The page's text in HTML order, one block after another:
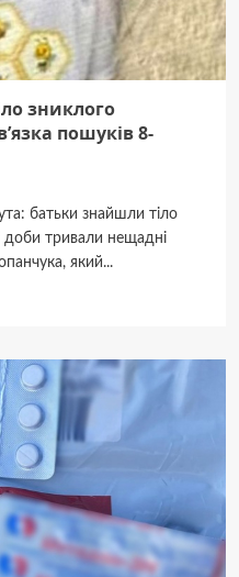
зниклого
пошуків 8-
батьки знайшли тіло
доби тривали нещадні
який...